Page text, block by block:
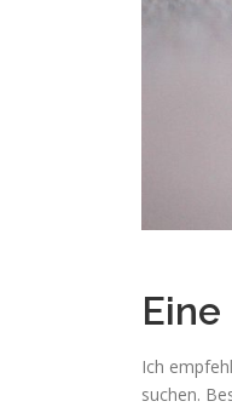
Ich
suchen.